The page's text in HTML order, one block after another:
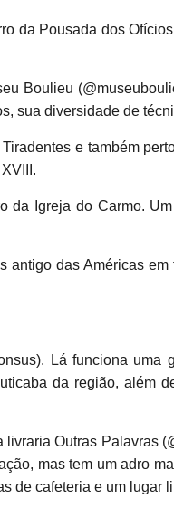
da Pousada dos
Boulieu
sua diversidade de
e também
da Igreja do Carmo.
antigo das Américas
Lá funciona uma
da região, além
Outras Palavras
mas tem um adro
de cafeteria e um lugar